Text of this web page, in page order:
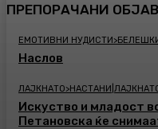
ПРЕПОРАЧАНИ
ЕМОТИВНИ
Наслов
Искуство и младост
Петановска ќе